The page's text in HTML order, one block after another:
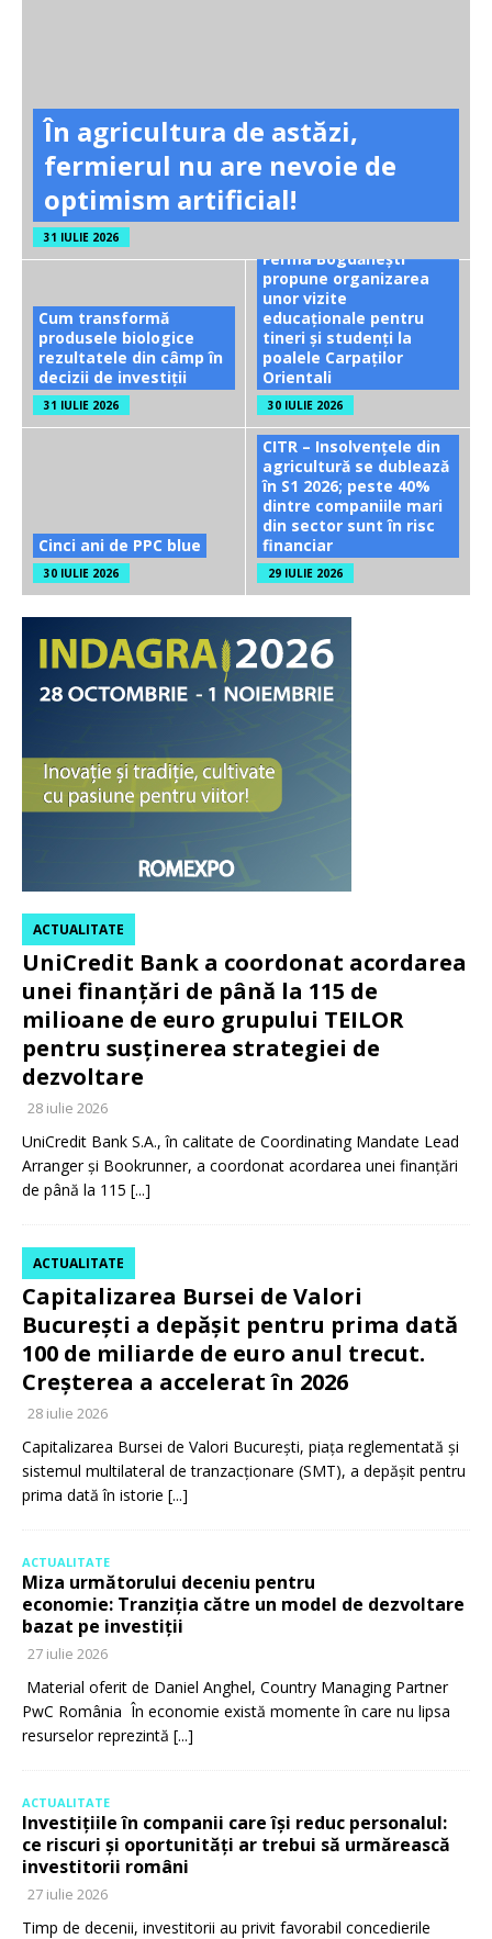
În agricultura de astăzi,
fermierul nu are nevoie de
optimism artificial!
31 IULIE 2026
Cum transformă
produsele biologice
rezultatele din câmp în
decizii de investiții
31 IULIE 2026
Ferma Bogdănești
propune organizarea
unor vizite
educaționale pentru
tineri și studenți la
poalele Carpaților
Orientali
30 IULIE 2026
Cinci ani de PPC blue
30 IULIE 2026
CITR – Insolvențele din
agricultură se dublează
în S1 2026; peste 40%
dintre companiile mari
din sector sunt în risc
financiar
29 IULIE 2026
UniCredit Bank a coordonat acordarea
unei finanțări de până la 115 de
milioane de euro grupului TEILOR
pentru susținerea strategiei de
dezvoltare
ACTUALITATE
28 iulie 2026
UniCredit Bank S.A., în calitate de Coordinating Mandate Lead
Arranger și Bookrunner, a coordonat acordarea unei finanțări
de până la 115 [...]
Capitalizarea Bursei de Valori
București a depășit pentru prima dată
100 de miliarde de euro anul trecut.
Creșterea a accelerat în 2026
ACTUALITATE
28 iulie 2026
Capitalizarea Bursei de Valori București, piața reglementată și
sistemul multilateral de tranzacționare (SMT), a depășit pentru
prima dată în istorie [...]
ACTUALITATE
Miza următorului deceniu pentru
economie: Tranziția către un model de dezvoltare
bazat pe investiții
27 iulie 2026
Material oferit de Daniel Anghel, Country Managing Partner
PwC România În economie există momente în care nu lipsa
resurselor reprezintă [...]
ACTUALITATE
Investițiile în companii care își reduc personalul:
ce riscuri și oportunități ar trebui să urmărească
investitorii români
27 iulie 2026
Timp de decenii, investitorii au privit favorabil concedierile